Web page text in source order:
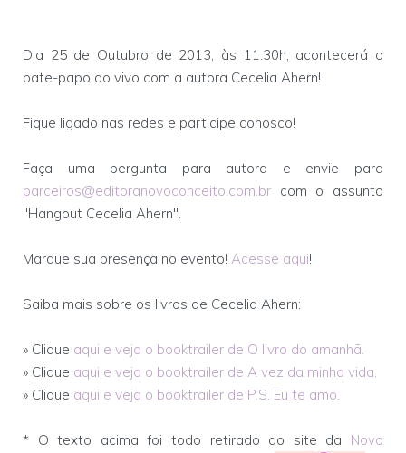
Dia 25 de Outubro de 2013, às 11:30h, acontecerá o
bate-papo ao vivo com a autora Cecelia Ahern!
Fique ligado nas redes e participe conosco!
Faça uma pergunta para autora e envie para
parceiros@editoranovoconceito.com.br com o assunto
"Hangout Cecelia Ahern".
Marque sua presença no evento! Acesse aqui!
Saiba mais sobre os livros de Cecelia Ahern:
» Clique aqui e veja o booktrailer de O livro do amanhã.
» Clique aqui e veja o booktrailer de A vez da minha vida.
» Clique aqui e veja o booktrailer de P.S. Eu te amo.
* O texto acima foi todo retirado do site da Novo